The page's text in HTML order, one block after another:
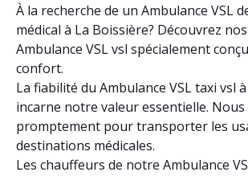
À la recherche de un Ambulance VSL
médical à La Boissière? Découvrez
Ambulance VSL vsl spécialement
confort.
La fiabilité du Ambulance VSL taxi vsl
incarne notre valeur essentielle.
promptement pour transporter les
destinations médicales.
Les chauffeurs de notre Ambulance